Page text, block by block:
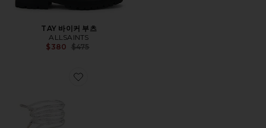
TAY 바이커 부츠
ALLSAINTS
$380 Previous price:
$475
Favorite ALI 샌들